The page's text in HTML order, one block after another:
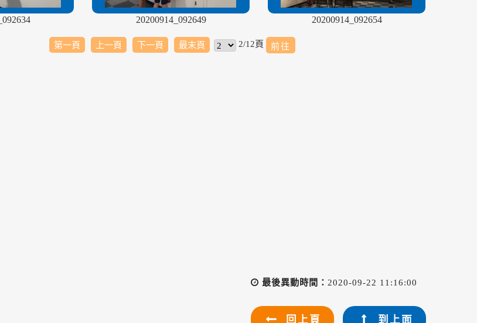
20200914_092649 20200914_092654
第一頁 上一頁 下一頁 最末頁 2/12頁
最後異動時間： 2020-09-22 11:16:00
回上頁 到上面